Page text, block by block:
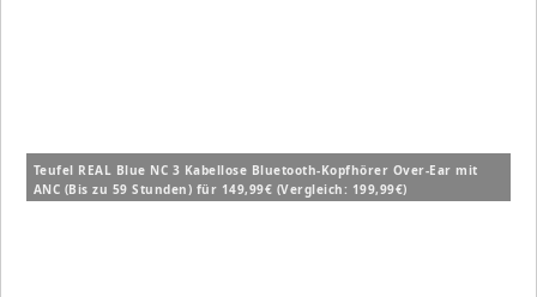
Teufel REAL Blue NC 3 Kabellose Bluetooth-Kopfhörer Over-Ear mit
ANC (Bis zu 59 Stunden) für 149,99€ (Vergleich: 199,99€)